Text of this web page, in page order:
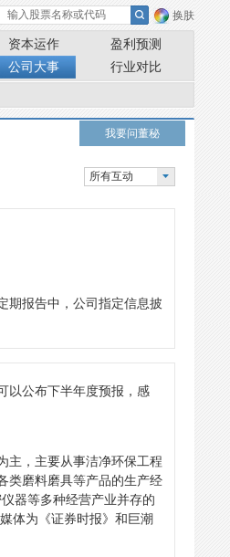
换肤
资本运作
盈利预测
公司大事 行业对比
我要问董秘
所有互动
期报告中，公司指定信息披
以公布下半年度预报，感
主，主要从事洁净环保工程
类磨料磨具等产品的生产经
器等多种经营产业并存的
体为《证券时报》和巨潮